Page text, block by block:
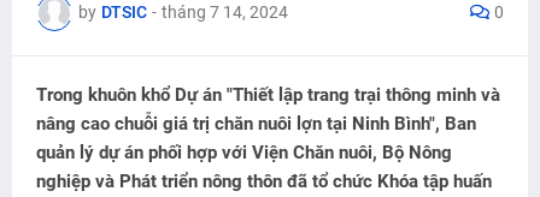
by DTSIC - tháng 7 14, 2024 0
Trong khuôn khổ Dự án "Thiết lập trang trại thông minh và
nâng cao chuỗi giá trị chăn nuôi lợn tại Ninh Bình", Ban
quản lý dự án phối hợp với Viện Chăn nuôi, Bộ Nông
nghiệp và Phát triển nông thôn đã tổ chức Khóa tập huấn